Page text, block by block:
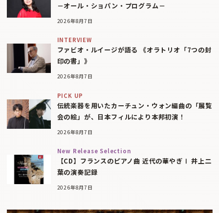
－オール・ショパン・プログラム－
2026年8月7日
INTERVIEW
ファビオ・ルイージが語る 《オラトリオ「7つの封
印の書」》
2026年8月7日
PICK UP
伝統楽器を用いたカーチュン・ウォン編曲の「展覧
会の絵」が、日本フィルにより本邦初演！
2026年8月7日
New Release Selection
【CD】フランスのピアノ曲 近代の華やぎⅠ 井上二
葉の演奏記録
2026年8月7日